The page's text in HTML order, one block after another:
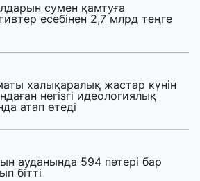
сумен қамтуға
есебінен 2,7 млрд теңге
халықаралық жастар күнін
негізгі идеологиялық
атап өтеді
ауданында 594 пәтері бар
бітті